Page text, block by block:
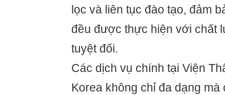
lọc và liên tục đào tạo, đảm
đều được thực hiện với chất
tuyệt đối.
Các dịch vụ chính tại Viện
Korea không chỉ đa dạng